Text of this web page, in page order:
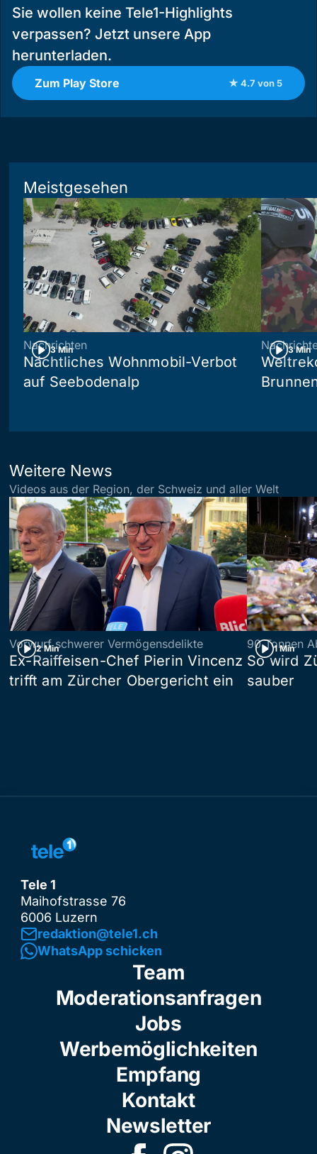
Sie wollen keine Tele1-Highlights
verpassen? Jetzt unsere App
herunterladen.
Zum Play Store ★ 4.7 von 5
Meistgesehen
3 Min
Nachrichten
Nächtliches Wohnmobil-Verbot
auf Seebodenalp
3 Min
Weitere News
Videos aus der Region, der Schweiz und aller Welt
2 Min
Vorwurf schwerer Vermögensdelikte
Ex-Raiffeisen-Chef Pierin Vincenz
trifft am Zürcher Obergericht ein
1 Min
90 Tonnen
So wird
sauber
Tele 1
Maihofstrasse 76
6006 Luzern
redaktion@tele1.ch
WhatsApp schicken
Team
Moderationsanfragen
Jobs
Werbemöglichkeiten
Empfang
Kontakt
Newsletter